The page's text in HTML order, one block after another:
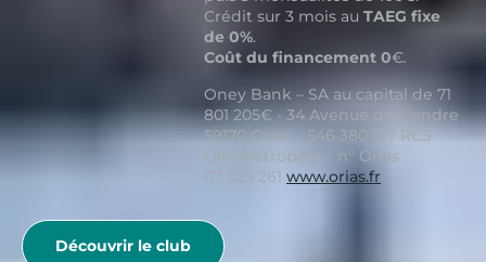
Crédit sur 3 mois au TAEG fixe
de 0%.
Coût du financement 0€.
Oney Bank – SA au capital de 71
801 205€ - 34 Avenue de Flandre
59170 Croix – 546 380 197 RCS
Lille Métropole – n° Orias
07 023 261 www.orias.fr
Découvrir le club